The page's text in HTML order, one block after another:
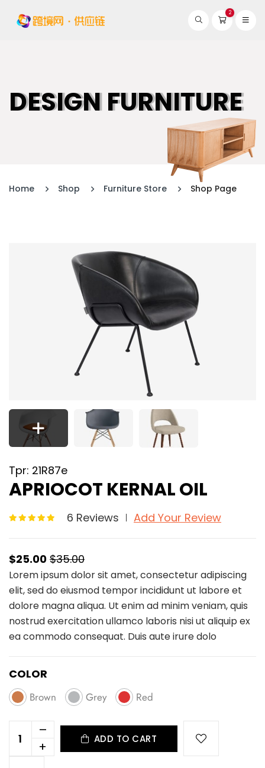
2
DESIGN FURNITURE
Home Shop Furniture Store Shop Page
Tpr: 21R87e
APRIOCOT KERNAL OIL
6 Reviews Add Your Review
$25.00 $35.00
Lorem ipsum dolor sit amet, consectetur adipiscing
elit, sed do eiusmod tempor incididunt ut labore et
dolore magna aliqua. Ut enim ad minim veniam, quis
nostrud exercitation ullamco laboris nisi ut aliquip ex
ea commodo consequat. Duis aute irure dolo
COLOR
Brown Grey Red
–
+
ADD TO CART